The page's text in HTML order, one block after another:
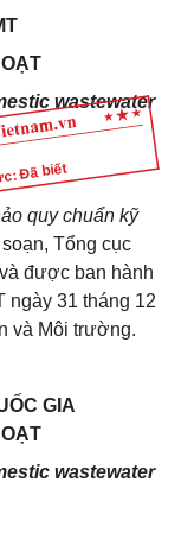
Đã biết
wastewater
quy chuẩn kỹ
Tổng cục
được ban hành
ngày 31 tháng 12
và Môi trường.
GIA
wastewater